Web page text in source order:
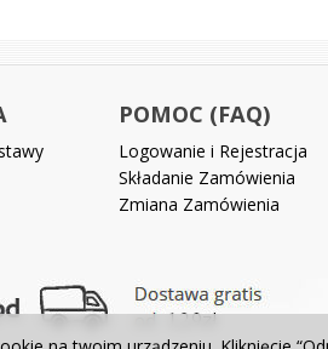
POMOC (FAQ)
Logowanie i Rejestracja
Składanie Zamówienia
Zmiana Zamówienia